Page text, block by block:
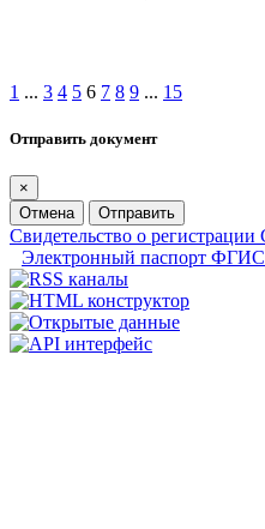
1 ... 3 4 5 6 7 8 9 ... 15
Отправить документ
×
Отмена
Отправить
Свидетельство о
Электронный паспорт